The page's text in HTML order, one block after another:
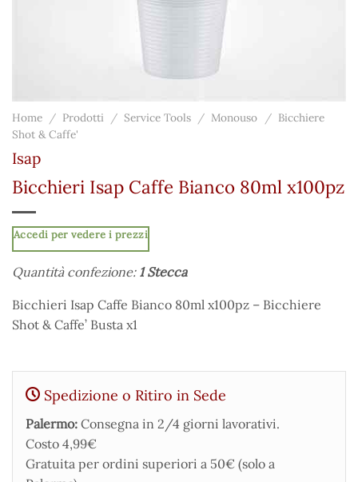
Home / Prodotti / Service Tools / Monouso / Bicchiere
Shot & Caffe'
Isap
Bicchieri Isap Caffe Bianco 80ml x100pz
Accedi per vedere i prezzi
Quantità confezione: 1 Stecca
Bicchieri Isap Caffe Bianco 80ml x100pz – Bicchiere
Shot & Caffe’ Busta x1
Spedizione o Ritiro in Sede
Palermo: Consegna in 2/4 giorni lavorativi.
Costo 4,99€
Gratuita per ordini superiori a 50€ (solo a